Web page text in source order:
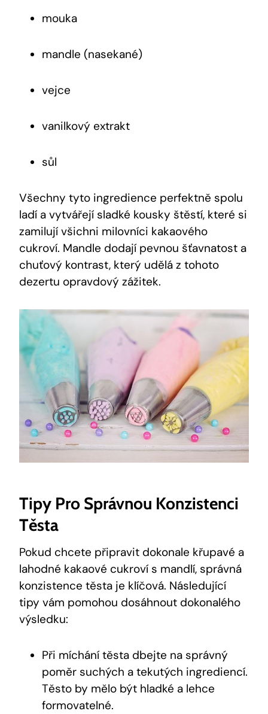
mouka
mandle (nasekané)
vejce
vanilkový extrakt
sůl
Všechny tyto ingredience perfektně spolu
ladí ⁣a vytvářejí sladké kousky štěstí, které si
zamilují všichni milovníci kakaového
cukroví. Mandle dodají pevnou šťavnatost a‍
chuťový kontrast,⁢ který udělá‍ z tohoto
dezertu⁤ opravdový zážitek.
Tipy Pro Správnou Konzistenci
Těsta
Pokud ⁣chcete⁣ připravit dokonale křupavé ‌a
lahodné kakaové cukroví s​ mandlí, správná
konzistence‌ těsta je klíčová. Následující⁤
tipy vám pomohou dosáhnout dokonalého
výsledku:
Při míchání těsta dbejte⁢ na​ správný
poměr suchých a ⁤tekutých ingrediencí.
Těsto by mělo být hladké ‍a lehce
formovatelné.